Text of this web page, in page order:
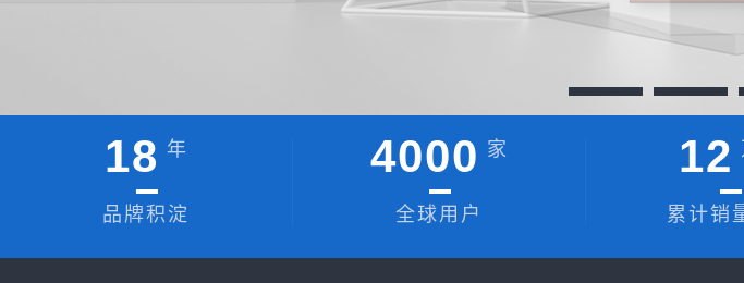
18 年
品牌积淀
4000 家
全球用户
12
累计销